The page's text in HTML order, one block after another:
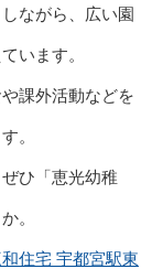
ながら、広い園
います。
課外活動などを
。
ひ「恵光幼稚
。
住宅 宇都宮駅東